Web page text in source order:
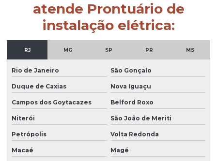
atende Prontuário de
instalação elétrica:
RJ MG SP PR MS
Rio de Janeiro São Gonçalo
Duque de Caxias Nova Iguaçu
Campos dos Goytacazes Belford Roxo
Niterói São João de Meriti
Petrópolis Volta Redonda
Macaé Magé